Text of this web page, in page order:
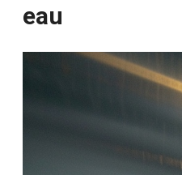
eau